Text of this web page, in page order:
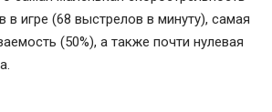
в игре (68 выстрелов в минуту), самая
(50%), а также почти нулевая